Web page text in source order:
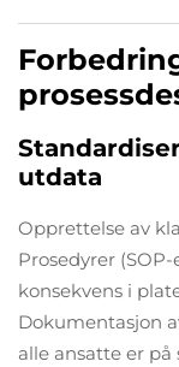
utdata
Opprettelse av
Prosedyrer
konsekvens i
Dokumentasjon
alle ansatte er på